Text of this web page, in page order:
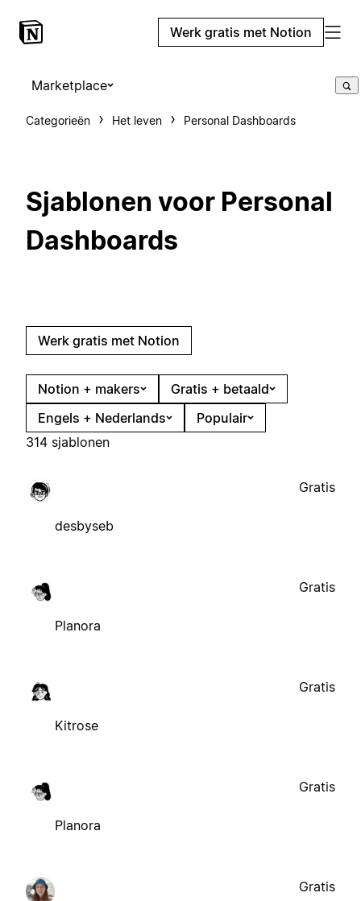
Werk gratis met Notion
Marketplace
Categorieën Het leven Personal Dashboards
Sjablonen voor Personal
Dashboards
Werk gratis met Notion
Notion + makers
Gratis + betaald
Engels + Nederlands
Populair
314 sjablonen
desbyseb
Gratis
Planora
Gratis
Kitrose
Gratis
Planora
Gratis
Gratis